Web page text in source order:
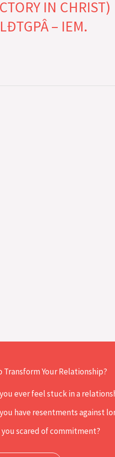
IN CHRIST)
– IEM.
Transform Your Relationship?
ever feel stuck in a
have resentments against
you scared of commitment?